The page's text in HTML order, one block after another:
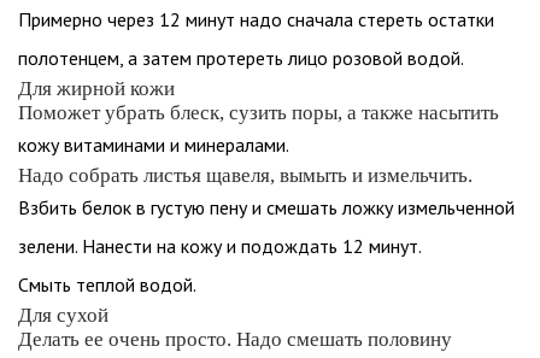
Примерно через 12 минут надо сначала стереть остатки
полотенцем, а затем протереть лицо розовой водой.
Для жирной кожи
Поможет убрать блеск, сузить поры, а также насытить
кожу витаминами и минералами.
Надо собрать листья щавеля, вымыть и измельчить.
Взбить белок в густую пену и смешать ложку измельченной
зелени. Нанести на кожу и подождать 12 минут.
Смыть теплой водой.
Для сухой
Делать ее очень просто. Надо смешать половину